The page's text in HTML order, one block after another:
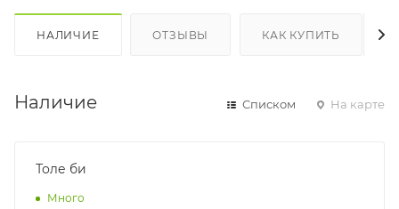
НАЛИЧИЕ ОТЗЫВЫ КАК КУПИТЬ
Наличие Списком На карте
Толе би
Много